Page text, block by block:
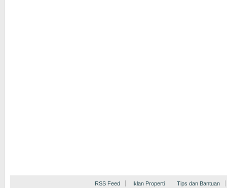
RSS Feed Iklan Properti Tips dan Bantuan